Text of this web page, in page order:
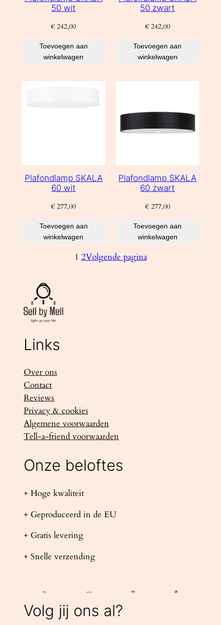
50 wit
€ 242,00
Toevoegen aan
winkelwagen
50 zwart
€242,00
Toevoegen aan
winkelwagen
Plafondlamp SKALA
60 wit
€ 277,00
Toevoegen aan
winkelwagen
Plafondlamp SKALA
60 zwart
€277,00
Toevoegen aan
winkelwagen
1 2Volgende pagina
Links
Over ons
Contact
Reviews
Privacy & cookies
Algemene voorwaarden
Tell-a-friend voorwaarden
Onze beloftes
+ Hoge kwaliteit
+ Geproduceerd in de EU
+ Gratis levering
+ Snelle verzending
Volg jij ons al?